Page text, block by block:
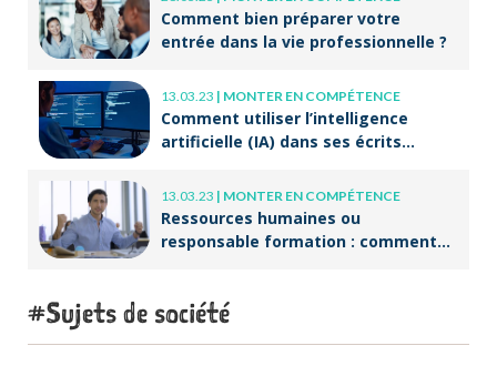
Comment bien préparer votre
entrée dans la vie professionnelle ?
13.03.23 | MONTER EN COMPÉTENCE
Comment utiliser l’intelligence
artificielle (IA) dans ses écrits
13.03.23 | MONTER EN COMPÉTENCE
Ressources humaines ou
responsable formation : comment
Sujets de société